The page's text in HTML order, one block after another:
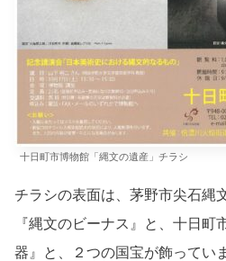
十日町市博物館「縄文の遺産」チラシ
チラシの表面は、茅野市尖石縄
『縄文のビーナス』と、十日町
器』と、２つの国宝が飾って